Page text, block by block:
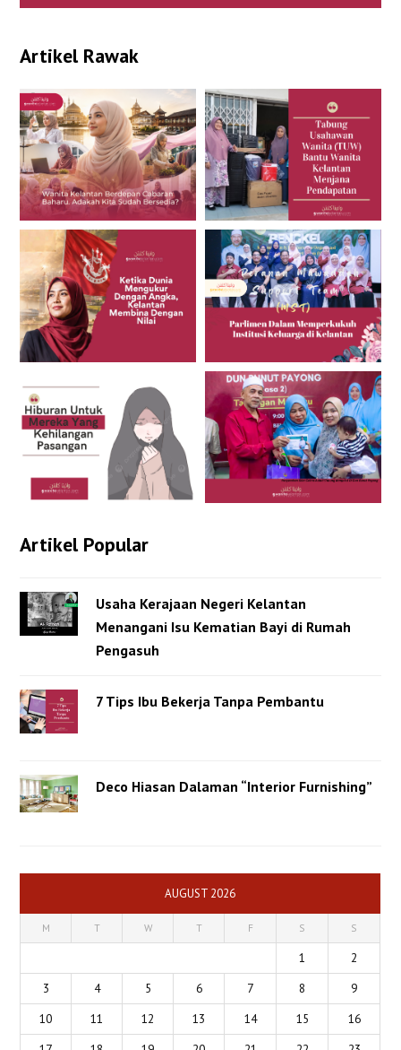
Artikel Rawak
Artikel Popular
Usaha Kerajaan Negeri Kelantan
Menangani Isu Kematian Bayi di Rumah
Pengasuh
7 Tips Ibu Bekerja Tanpa Pembantu
Deco Hiasan Dalaman “Interior Furnishing”
AUGUST 2026
M T W T F S S
1
2
3
4 5 6 7 8
9
10
11 12 13 14 15
16